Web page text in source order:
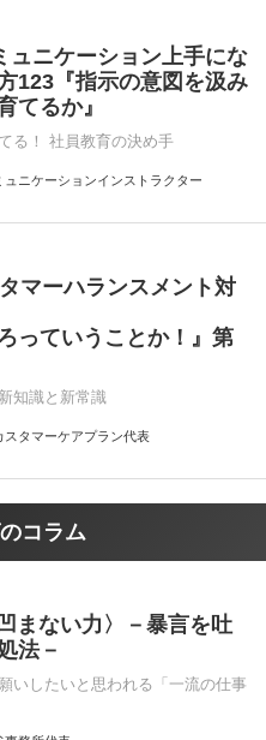
ニケーション上手にな
123『指示の意図を汲み
てるか』
る！ 社員教育の決め手
ュニケーションインストラクター
マーハランスメント対
っていうことか！』第
知識と新常識
スタマーケアプラン代表
コラム
まない力〉－暴言を吐
法－
いしたいと思われる「一流の仕事